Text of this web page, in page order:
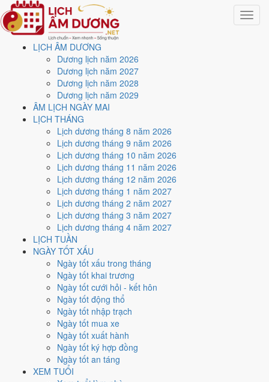
Toggle
LỊCH ÂM DƯƠNG
Dương lịch năm 2026
Dương lịch năm 2027
Dương lịch năm 2028
Dương lịch năm 2029
ÂM LỊCH NGÀY MAI
LỊCH THÁNG
Lịch dương tháng 8 năm 2026
Lịch dương tháng 9 năm 2026
Lịch dương tháng 10 năm 2026
Lịch dương tháng 11 năm 2026
Lịch dương tháng 12 năm 2026
Lịch dương tháng 1 năm 2027
Lịch dương tháng 2 năm 2027
Lịch dương tháng 3 năm 2027
Lịch dương tháng 4 năm 2027
LỊCH TUẦN
NGÀY TỐT XẤU
Ngày tốt xấu trong tháng
Ngày tốt khai trương
Ngày tốt cưới hỏi - kết hôn
Ngày tốt động thổ
Ngày tốt nhập trạch
Ngày tốt mua xe
Ngày tốt xuất hành
Ngày tốt ký hợp đồng
Ngày tốt an táng
XEM TUỔI
Trang chủ
Lịch năm 2035
Lịch âm dương năm 2035 -
Ất Mão · Cửu Tử Ly Hỏa
Nguyễn Minh An·Cập nhật: 30/07/2026
2035 (Ất Mão), Tết Nguyên đán vào8/2/2035
Ất Mão 2035có Thiên Can Ất hành Mộc, Địa Chi Mão hành Mộc.
Đại Khe Thủyhành Thủy. Hai hành Can và Chi cùng hành
Mộc (tỷ hòa), đó là nền khí của cả năm.
86 ngày đạt mức Tốt trở lên, dồn nhiều nhất vào
2 và 8. Mức này chấm theo thang 5 bậc dùng chung với trang chi tiết
từng ngày, không phải chỉ đếm ngày Hoàng Đạo.
Tết Nguyên đán rơi vào8/2/2035. Về phong thủy, sao Ngũ Hoàng
hướng Nam (Ly)nên tránh động thổ hướng này. Người tuổi
xung Thái Tuế, theo tục lệ thì nên làm lễ giải đầu năm.
Ngày tốt trở lên
Ngày bình thường
Ngày xấu